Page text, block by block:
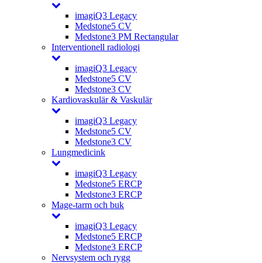
imagiQ3 Legacy
Medstone5 CV
Medstone3 PM Rectangular
Interventionell radiologi
imagiQ3 Legacy
Medstone5 CV
Medstone3 CV
Kardiovaskulär & Vaskulär
imagiQ3 Legacy
Medstone5 CV
Medstone3 CV
Lungmedicink
imagiQ3 Legacy
Medstone5 ERCP
Medstone3 ERCP
Mage-tarm och buk
imagiQ3 Legacy
Medstone5 ERCP
Medstone3 ERCP
Nervsystem och rygg